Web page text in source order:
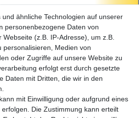
& -kosten
ähnliche Technologien auf unserer
personenbezogene Daten von
(z.B. IP-Adresse), um z.B.
personalisieren, Medien von
oder Zugriffe auf unsere Website zu
erfolgt erst durch gesetzte
Daten mit Dritten, die wir in den
mit Einwilligung oder aufgrund eines
Die Zustimmung kann erteilt